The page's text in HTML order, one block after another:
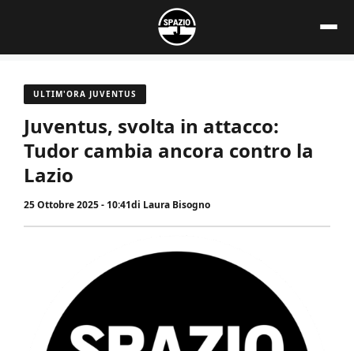
contenuto
ULTIM'ORA JUVENTUS
Juventus, svolta in attacco:
Tudor cambia ancora contro la
Lazio
25 Ottobre 2025 - 10:41di Laura Bisogno